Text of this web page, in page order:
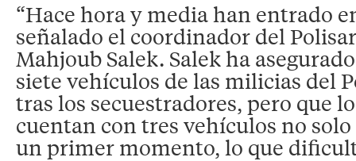
“Hace hora y media han entrado
señalado el coordinador del
Mahjoub Salek. Salek ha
siete vehículos de las milicias del
tras los secuestradores, pero que
cuentan con tres vehículos no
un primer momento, lo que